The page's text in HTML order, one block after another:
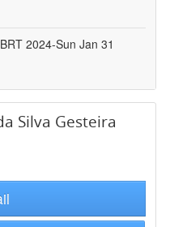
2024-Sun Jan 31
Silva Gesteira